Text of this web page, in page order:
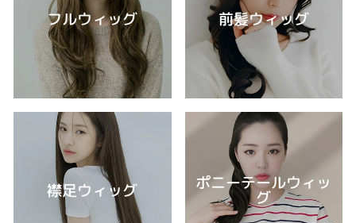
フルウィッグ 前髪ウィッグ
襟足ウィッグ ポニーテールウィッ
グ